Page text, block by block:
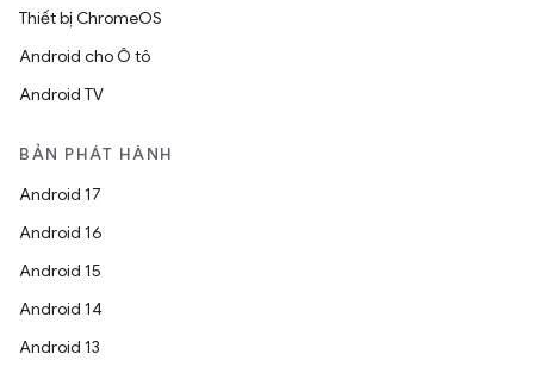
Thiết bị ChromeOS
Android cho Ô tô
Android TV
BẢN PHÁT HÀNH
Android 17
Android 16
Android 15
Android 14
Android 13